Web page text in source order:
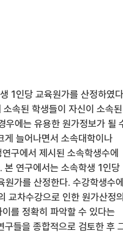
1인당 교육원가를 산정하였
속된 학생들이 자신이 소속된
우에는 유용한 원가정보가 될
게 늘어나면서 소속대학이나
구에서 제시된 소속학생수에
본 연구에서는 소속학생 1인당
가를 산정한다. 수강학생수에
교차수강으로 인한 원가산정의
를 정확히 파악할 수 있다는
들을 종합적으로 검토한 후